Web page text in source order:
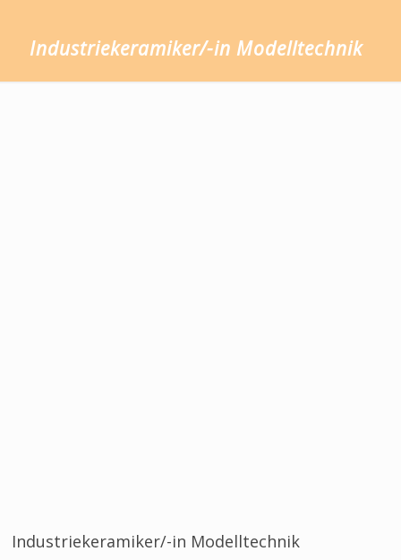
Industriekeramiker/-in Modelltechnik
Industriekeramiker/-in Modelltechnik